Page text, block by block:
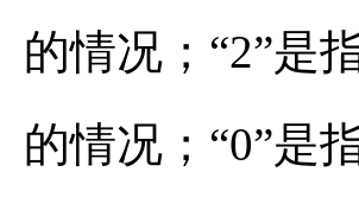
的情况；“2”是
的情况；“0”是